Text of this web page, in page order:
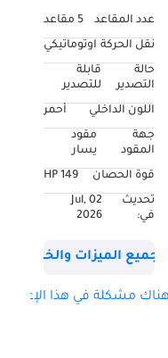
السعر لا يشمل
ضريبة القيمة
عدد المقاعد
5 مقاعد
نقل الحركة اوتوماتيكي
حالة
التصدير
قابلة
للتصدير
اللون الداخلي
أحمر
جهة
المقود
مقود
يسار
قوة الحصان
149 HP
تحديث
في:
02 Jul,
2026
جميع الميزات والخصائص
مشكلة في هذا الإعلان؟